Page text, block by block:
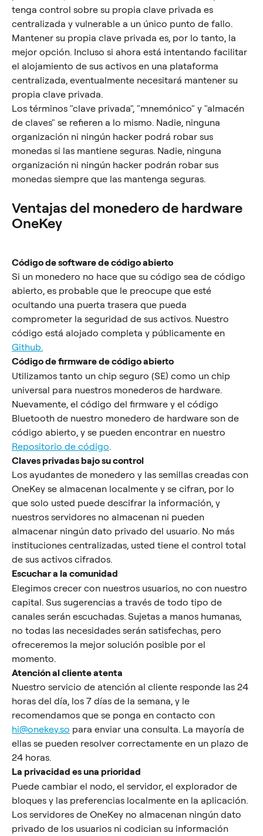
tenga control sobre su propia clave privada es
centralizada y vulnerable a un único punto de fallo.
Mantener su propia clave privada es, por lo tanto, la
mejor opción. Incluso si ahora está intentando facilitar
el alojamiento de sus activos en una plataforma
centralizada, eventualmente necesitará mantener su
propia clave privada.
Los términos "clave privada", "mnemónico" y "almacén
de claves" se refieren a lo mismo. Nadie, ninguna
organización ni ningún hacker podrá robar sus
monedas si las mantiene seguras. Nadie, ninguna
organización ni ningún hacker podrán robar sus
monedas siempre que las mantenga seguras.
Ventajas del monedero de hardware
OneKey
Código de software de código abierto
Si un monedero no hace que su código sea de código
abierto, es probable que le preocupe que esté
ocultando una puerta trasera que pueda
comprometer la seguridad de sus activos. Nuestro
código está alojado completa y públicamente en
Github.
Código de firmware de código abierto
Utilizamos tanto un chip seguro (SE) como un chip
universal para nuestros monederos de hardware.
Nuevamente, el código del firmware y el código
Bluetooth de nuestro monedero de hardware son de
código abierto, y se pueden encontrar en nuestro
Repositorio de código.
Claves privadas bajo su control
Los ayudantes de monedero y las semillas creadas con
OneKey se almacenan localmente y se cifran, por lo
que solo usted puede descifrar la información, y
nuestros servidores no almacenan ni pueden
almacenar ningún dato privado del usuario. No más
instituciones centralizadas, usted tiene el control total
de sus activos cifrados.
Escuchar a la comunidad
Elegimos crecer con nuestros usuarios, no con nuestro
capital. Sus sugerencias a través de todo tipo de
canales serán escuchadas. Sujetas a manos humanas,
no todas las necesidades serán satisfechas, pero
ofreceremos la mejor solución posible por el
momento.
Atención al cliente atenta
Nuestro servicio de atención al cliente responde las 24
horas del día, los 7 días de la semana, y le
recomendamos que se ponga en contacto con
hi@onekey.so para enviar una consulta. La mayoría de
ellas se pueden resolver correctamente en un plazo de
24 horas.
La privacidad es una prioridad
Puede cambiar el nodo, el servidor, el explorador de
bloques y las preferencias localmente en la aplicación.
Los servidores de OneKey no almacenan ningún dato
privado de los usuarios ni codician su información